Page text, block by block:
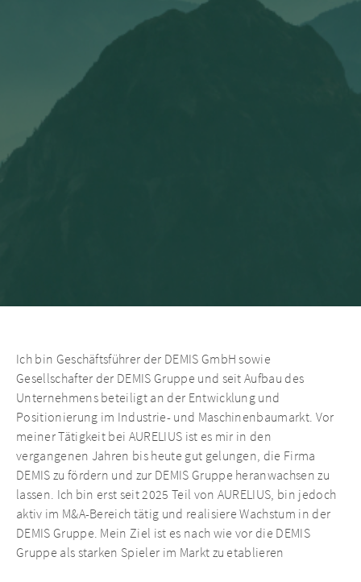
Ich bin Geschäftsführer der DEMIS GmbH sowie
Gesellschafter der DEMIS Gruppe und seit Aufbau des
Unternehmens beteiligt an der Entwicklung und
Positionierung im Industrie- und Maschinenbaumarkt. Vor
meiner Tätigkeit bei AURELIUS ist es mir in den
vergangenen Jahren bis heute gut gelungen, die Firma
DEMIS zu fördern und zur DEMIS Gruppe heranwachsen zu
lassen. Ich bin erst seit 2025 Teil von AURELIUS, bin jedoch
aktiv im M&A-Bereich tätig und realisiere Wachstum in der
DEMIS Gruppe. Mein Ziel ist es nach wie vor die DEMIS
Gruppe als starken Spieler im Markt zu etablieren